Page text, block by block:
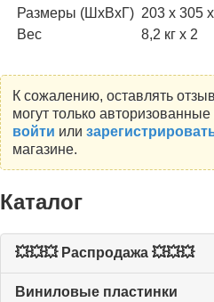
Размеры (ШхВхГ) 203 х 305
Вес
8,2 кг х 2
К сожалению, оставлять
могут только
войти или
магазине.
Каталог
💥💥💥 Распродажа 💥💥💥
Виниловые пластинки